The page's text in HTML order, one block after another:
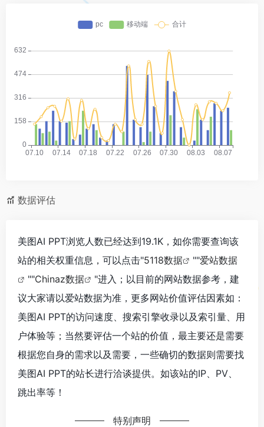
数据评估
美图AI PPT浏览人数已经达到19.1K，如你需要查询该
站的相关权重信息，可以点击"5118数据 ""爱站数据
""Chinaz数据
"进入；以目前的网站数据参考，建
议大家请以爱站数据为准，更多网站价值评估因素如：
美图AI PPT的访问速度、搜索引擎收录以及索引量、用
户体验等；当然要评估一个站的价值，最主要还是需要
根据您自身的需求以及需要，一些确切的数据则需要找
美图AI PPT的站长进行洽谈提供。如该站的IP、PV、
跳出率等！
特别声明